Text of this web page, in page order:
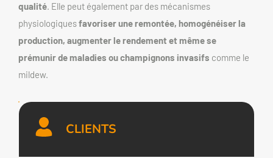
qualité. Elle peut également par des mécanismes
physiologiques favoriser une remontée, homogénéiser la
production, augmenter le rendement et même se
prémunir de maladies ou champignons invasifs comme le
mildew.
CLIENTS